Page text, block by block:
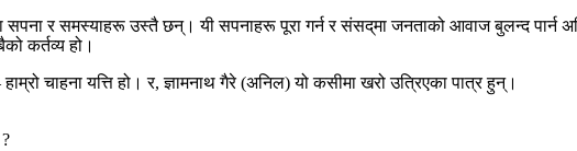
र समस्याहरू उस्तै छन्। यी सपनाहरू पूरा गर्न र संसद्‌मा जनताको आवाज बुलन्द पार्न
कर्तव्य हो।
चाहना यत्ति हो। र, ज्ञामनाथ गैरे (अनिल) यो कसीमा खरो उत्रिएका पात्र हुन्।